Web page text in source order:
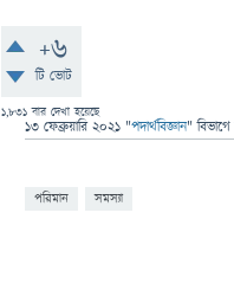
+6
টি ভোট
1,831 বার দেখা হয়েছে
13 ফেব্রুয়ারি 2021 "পদার্থবিজ্ঞান" বিভাগে
পরিমান সমস্যা